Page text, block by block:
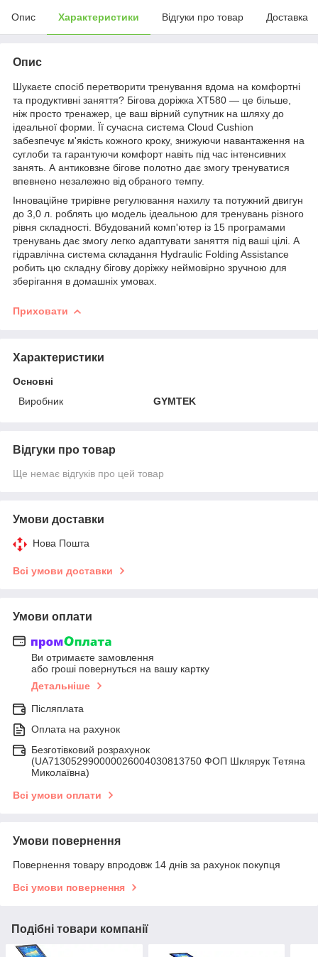
Опис Характеристики Відгуки про товар Доставка
Опис
Шукаєте спосіб перетворити тренування вдома на комфортні
та продуктивні заняття? Бігова доріжка XT580 — це більше,
ніж просто тренажер, це ваш вірний супутник на шляху до
ідеальної форми. Її сучасна система Cloud Cushion
забезпечує м'якість кожного кроку, знижуючи навантаження на
суглоби та гарантуючи комфорт навіть під час інтенсивних
занять. А антиковзне бігове полотно дає змогу тренуватися
впевнено незалежно від обраного темпу.
Інноваційне трирівне регулювання нахилу та потужний двигун
до 3,0 л. роблять цю модель ідеальною для тренувань різного
рівня складності. Вбудований комп'ютер із 15 програмами
тренувань дає змогу легко адаптувати заняття під ваші цілі. А
гідравлічна система складання Hydraulic Folding Assistance
робить цю складну бігову доріжку неймовірно зручною для
зберігання в домашніх умовах.
Приховати
Характеристики
Основні
Виробник
GYMTEK
Відгуки про товар
Ще немає відгуків про цей товар
Умови доставки
Нова Пошта
Всі умови доставки
Умови оплати
Ви отримаєте замовлення
або гроші повернуться на вашу картку
Детальніше
Післяплата
Оплата на рахунок
Безготівковий розрахунок
(UA713052990000026004030813750 ФОП Шклярук Тетяна
Миколаївна)
Всі умови оплати
Умови повернення
Повернення товару впродовж 14 днів за рахунок покупця
Всі умови повернення
Подібні товари компанії